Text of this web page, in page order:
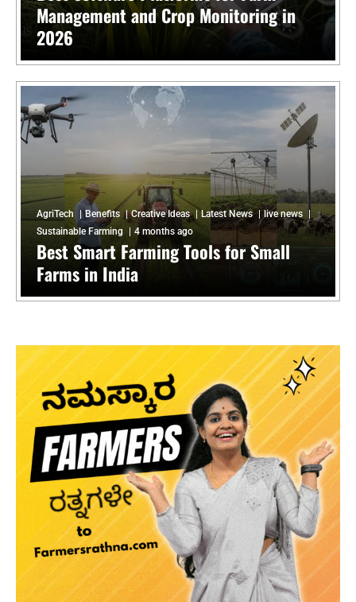
Management and Crop Monitoring in
2026
AgriTech Benefits Creative Ideas Latest News
live news
Sustainable Farming
4 months ago
Best Smart Farming Tools for Small
Farms in India